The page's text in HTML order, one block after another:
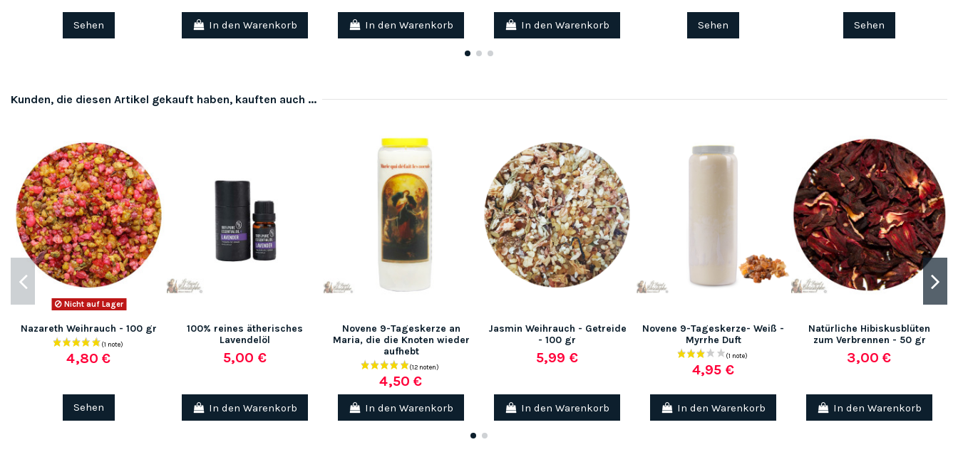
(3 noten)
Sehen In den Warenkorb In den Warenkorb In den Warenkorb Sehen Sehen
Kunden, die diesen Artikel gekauft haben, kauften auch ...
Nicht auf Lager
Nazareth Weihrauch - 100 gr
4,80 €
Sehen
100% reines ätherisches
Lavendelöl
5,00 €
In den Warenkorb
Novene 9-Tageskerze an
Maria, die die Knoten wieder
aufhebt
4,50 €
In den Warenkorb
Jasmin Weihrauch - Getreide
- 100 gr
5,99 €
In den Warenkorb
Novene 9-Tageskerze- Weiß -
Myrrhe Duft
4,95 €
In den Warenkorb
Natürliche Hibiskusblüten
zum Verbrennen - 50 gr
3,00 €
In den Warenkorb